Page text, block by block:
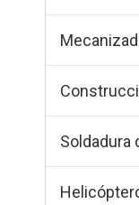
Soldadura